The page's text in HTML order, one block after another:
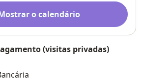
o calendário
(visitas privadas)